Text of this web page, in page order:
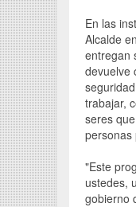
En las
Alcalde
entregan
devuelve
trabajar,
seres
personas
"Este
ustedes,
gobierno